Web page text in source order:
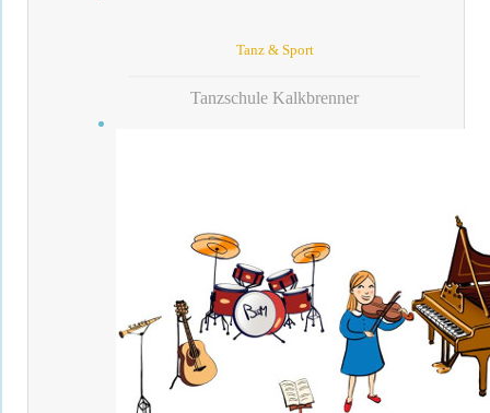
Tanz & Sport
Tanzschule Kalkbrenner